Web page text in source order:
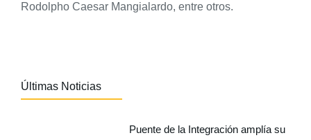
Rodolpho Caesar Mangialardo, entre otros.
Últimas Noticias
Puente de la Integración amplía su